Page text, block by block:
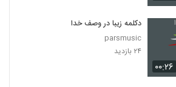
۰۰:۲۶
دکلمه زیبا در وصف خدا
parsmusic
۲۴ بازدید